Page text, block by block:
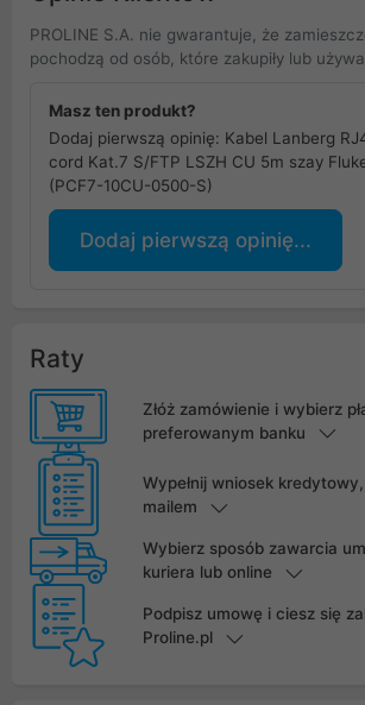
PROLINE S.A. nie gwarantuje, że
pochodzą od osób, które zakupiły lub
Masz ten produkt?
Dodaj pierwszą opinię: Kabel Lanberg
cord Kat.7 S/FTP LSZH CU 5m szay
(PCF7-10CU-0500-S)
Dodaj pierwszą opinię...
Raty
Złóż zamówienie i wybierz
preferowanym banku
Wypełnij wniosek
mailem
Wybierz sposób zawarcia
kuriera lub online
Podpisz umowę i ciesz się
Proline.pl